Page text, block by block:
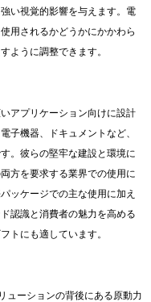
い視覚的影響を与えます。電
用されるかどうかにかかわら
ように調整できます。
アプリケーション向けに設計
子機器、ドキュメントなど、
。彼らの堅牢な建設と環境に
方を要求する業界での使用に
ッケージでの主な使用に加え
認識と消費者の魅力を高める
トにも適しています。
ューションの背後にある原動力